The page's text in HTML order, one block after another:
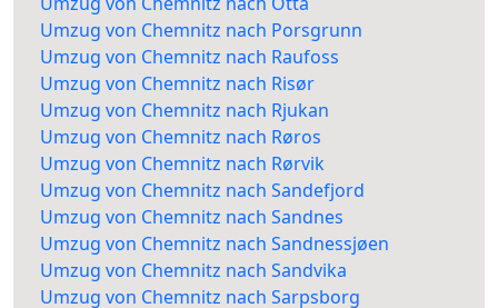
Umzug von Chemnitz nach Porsgrunn
Umzug von Chemnitz nach Raufoss
Umzug von Chemnitz nach Risør
Umzug von Chemnitz nach Rjukan
Umzug von Chemnitz nach Røros
Umzug von Chemnitz nach Rørvik
Umzug von Chemnitz nach Sandefjord
Umzug von Chemnitz nach Sandnes
Umzug von Chemnitz nach Sandnessjøen
Umzug von Chemnitz nach Sandvika
Umzug von Chemnitz nach Sarpsborg